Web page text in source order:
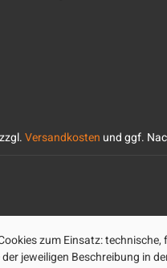
Versandkosten und ggf.
zum Einsatz:
jeweiligen Beschreibung